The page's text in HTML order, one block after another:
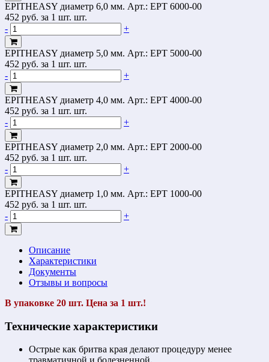
EPITHEASY диаметр 6,0 мм. Арт.: EPT 6000-00
452 руб. за 1 шт. шт.
-
+
EPITHEASY диаметр 5,0 мм. Арт.: EPT 5000-00
452 руб. за 1 шт. шт.
-
+
EPITHEASY диаметр 4,0 мм. Арт.: EPT 4000-00
452 руб. за 1 шт. шт.
-
+
EPITHEASY диаметр 2,0 мм. Арт.: EPT 2000-00
452 руб. за 1 шт. шт.
-
+
EPITHEASY диаметр 1,0 мм. Арт.: EPT 1000-00
452 руб. за 1 шт. шт.
-
+
Описание
Характеристики
Документы
Отзывы и вопросы
В упаковке 20 шт. Цена за 1 шт.!
Технические характеристики
Острые как бритва края делают процедуру менее